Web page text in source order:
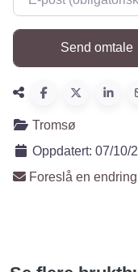
Tromsø
Oppdatert: 07/10/
Foreslå en endring